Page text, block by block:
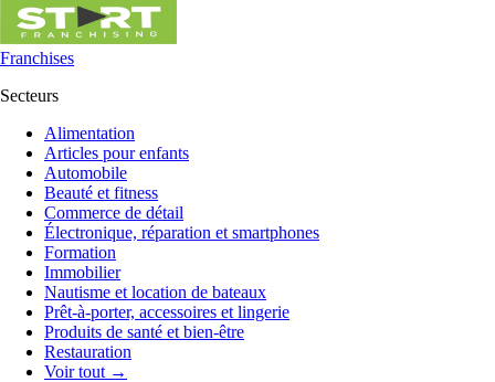
Franchises
Secteurs
Alimentation
Articles pour enfants
Automobile
Beauté et fitness
Commerce de détail
Électronique, réparation et smartphones
Formation
Immobilier
Nautisme et location de bateaux
Prêt-à-porter, accessoires et lingerie
Produits de santé et bien-être
Restauration
Voir tout →